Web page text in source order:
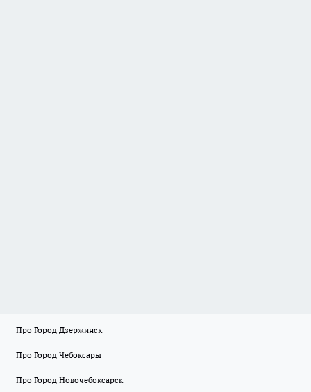
Про Город Дзержинск
Про Город Чебоксары
Про Город Новочебоксарск